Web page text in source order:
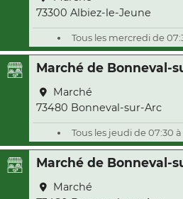
73300 Albiez-le-Jeune
Tous les mercredi de
Marché de Bonneval-
Marché
73480 Bonneval-sur-Arc
Tous les jeudi de 07:30 à
Marché de Bonneval-
Marché